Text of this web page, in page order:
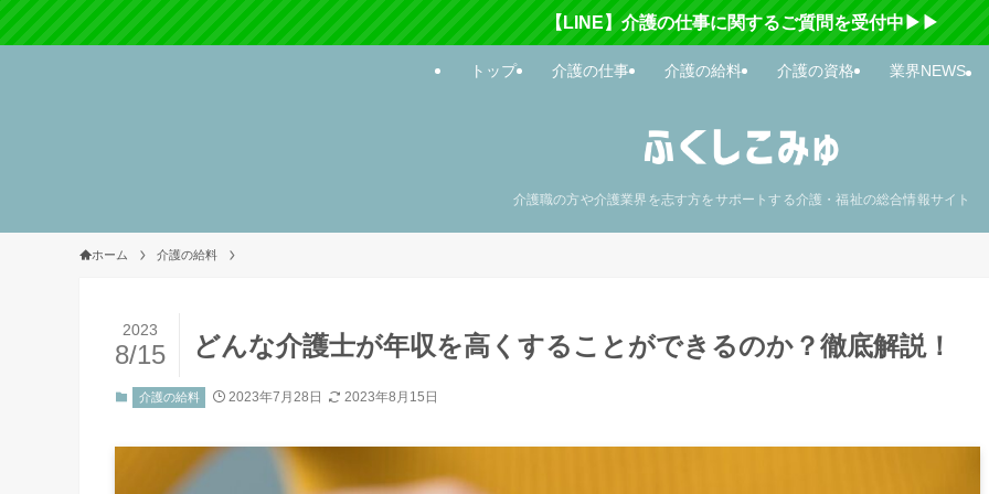
【LINE】介護の仕事に関するご質問を受付中▶▶
介護職の方や介護業界を志す方をサポートする介護・福祉の総合情報サイト
トップ 介護の仕事 介護の給料 介護の資格 業界NEWS
ホーム 介護の給料
どんな介護士が年収を高くすることができるのか？徹底解説！
2023
8/15
介護の給料 2023年7月28日 2023年8月15日